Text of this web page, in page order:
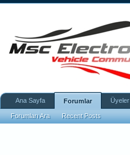
Ana Sayfa Forumlar
Forumları Ara Recent Posts
Üyeler